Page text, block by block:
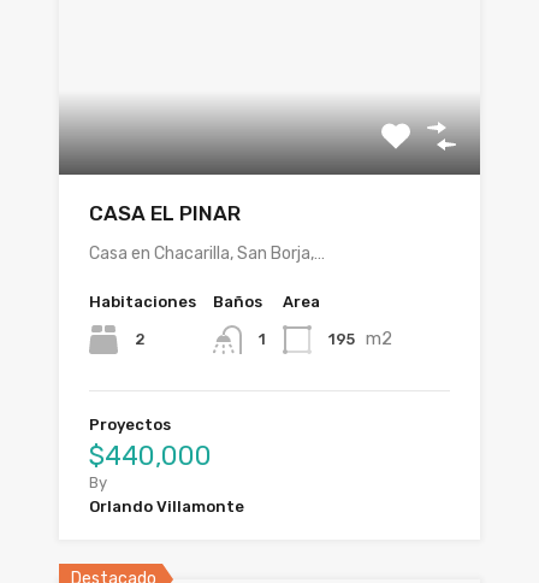
CASA EL PINAR
Casa en Chacarilla, San Borja,…
Habitaciones
2
Baños
1
Area
195 m2
Proyectos
$440,000
By
Orlando Villamonte